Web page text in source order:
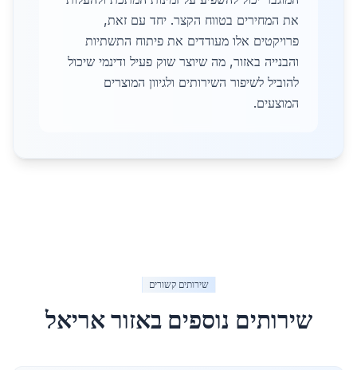
את המחירים בטווח הקצר. יחד עם זאת,
פרויקטים אלו מעודדים את פיתוח התשתיות
והבנייה באזור, מה שיוצר שוק פעיל ודינמי שיכול
להוביל לשיפור השירותים ולגיוון המוצרים
המוצעים.
שירותים קשורים
שירותים נוספים באזוראריאל